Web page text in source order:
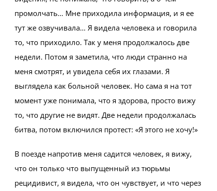
промолчать… Мне приходила информация, и я ее
тут же озвучивала… Я видела человека и говорила
то, что приходило. Так у меня продолжалось две
недели. Потом я заметила, что люди странно на
меня смотрят, и увидела себя их глазами. Я
выглядела как больной человек. Но сама я на тот
момент уже понимала, что я здорова, просто вижу
то, что другие не видят. Две недели продолжалась
битва, потом включился протест: «Я этого не хочу!»
В поезде напротив меня садится человек, я вижу,
что он только что выпущенный из тюрьмы
рецидивист, я видела, что он чувствует, и что через